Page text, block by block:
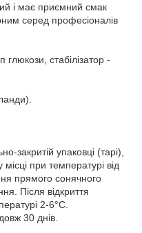
і має приємний смак
серед професіоналів
стабілізатор -
закритій упаковці (тарі),
при температурі від
прямого сонячного
Після відкриття
2-6°С.
30 днів.